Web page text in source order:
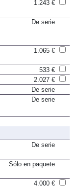
533 €
2.027 €
De serie